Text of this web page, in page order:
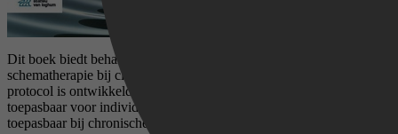
Dit boek biedt behandelaren in de ggz een behandelprotocol voor
schematherapie bij cluster C-persoonlijkheidsproblematiek. Het
protocol is ontwikkeld voor groepsschematherapie, maar is ook
toepasbaar voor individuele therapie. Daarnaast is het goed
toepasbaar bij chronische problematiek.